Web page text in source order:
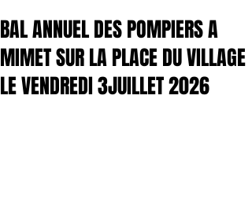
BAL ANNUEL DES POMPIERS A
MIMET SUR LA PLACE DU VILLAGE
LE VENDREDI 3JUILLET 2026